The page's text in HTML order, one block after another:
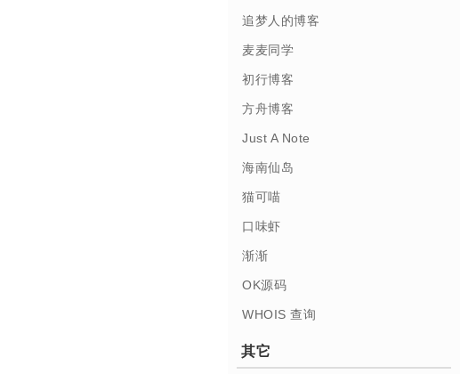
追梦人的博客
麦麦同学
初行博客
方舟博客
Just A Note
海南仙岛
猫可喵
口味虾
渐渐
OK源码
WHOIS 查询
其它